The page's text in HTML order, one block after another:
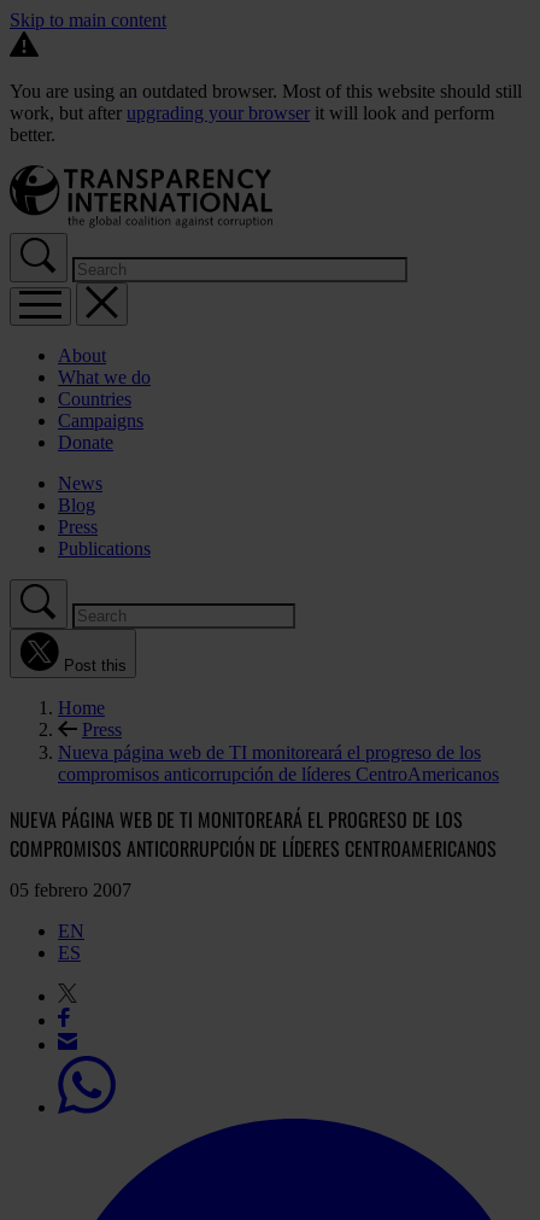
Skip to main content
You are using an outdated browser. Most of this website should still
work, but after upgrading your browser it will look and perform
better.
About
What we do
Countries
Campaigns
Donate
News
Blog
Press
Publications
Post this
Home
Press
Nueva página web de TI monitoreará el progreso de los
compromisos anticorrupción de líderes CentroAmericanos
NUEVA PÁGINA WEB DE TI MONITOREARÁ EL PROGRESO DE LOS
COMPROMISOS ANTICORRUPCIÓN DE LÍDERES CENTROAMERICANOS
05 febrero 2007
EN
ES